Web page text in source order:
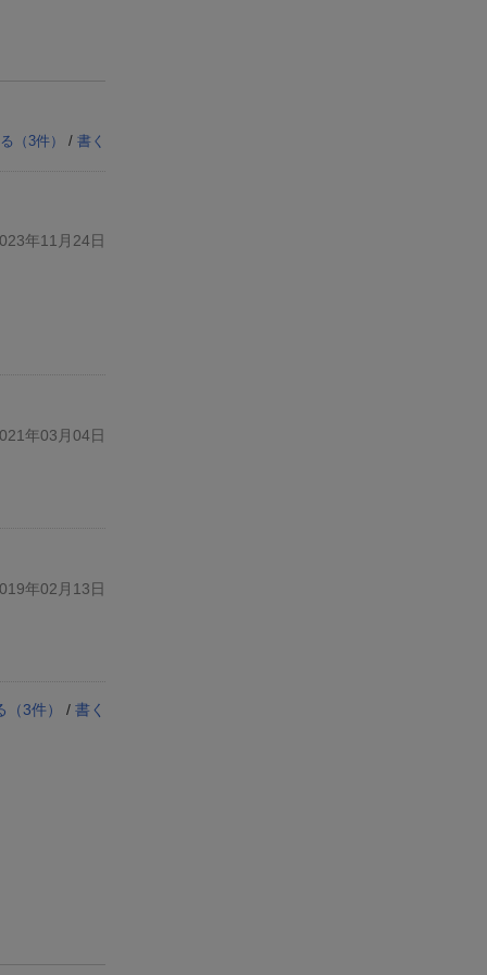
（ 3件） / 書く
年11月24日
年03月04日
年02月13日
（3件） / 書く